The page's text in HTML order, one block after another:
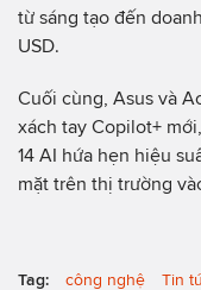
từ sáng tạo đến
USD.
Cuối cùng, Asus và
xách tay Copilot+
14 AI hứa hẹn hiệu
mặt trên thị trường
Tag: công nghệ Tin